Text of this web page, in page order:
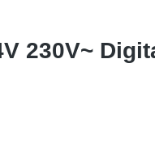
230V~